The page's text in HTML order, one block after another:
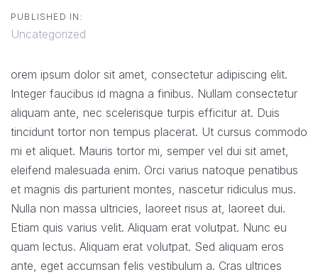
PUBLISHED IN:
Uncategorized
orem ipsum dolor sit amet, consectetur adipiscing elit.
Integer faucibus id magna a finibus. Nullam consectetur
aliquam ante, nec scelerisque turpis efficitur at. Duis
tincidunt tortor non tempus placerat. Ut cursus commodo
mi et aliquet. Mauris tortor mi, semper vel dui sit amet,
eleifend malesuada enim. Orci varius natoque penatibus
et magnis dis parturient montes, nascetur ridiculus mus.
Nulla non massa ultricies, laoreet risus at, laoreet dui.
Etiam quis varius velit. Aliquam erat volutpat. Nunc eu
quam lectus. Aliquam erat volutpat. Sed aliquam eros
ante, eget accumsan felis vestibulum a. Cras ultrices